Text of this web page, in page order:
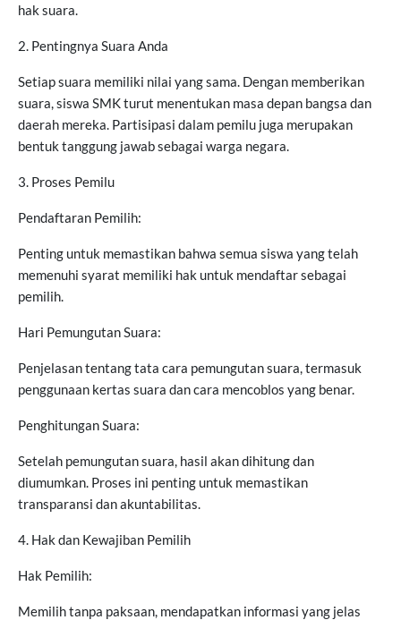
hak suara.
2. Pentingnya Suara Anda
Setiap suara memiliki nilai yang sama. Dengan memberikan
suara, siswa SMK turut menentukan masa depan bangsa dan
daerah mereka. Partisipasi dalam pemilu juga merupakan
bentuk tanggung jawab sebagai warga negara.
3. Proses Pemilu
Pendaftaran Pemilih:
Penting untuk memastikan bahwa semua siswa yang telah
memenuhi syarat memiliki hak untuk mendaftar sebagai
pemilih.
Hari Pemungutan Suara:
Penjelasan tentang tata cara pemungutan suara, termasuk
penggunaan kertas suara dan cara mencoblos yang benar.
Penghitungan Suara:
Setelah pemungutan suara, hasil akan dihitung dan
diumumkan. Proses ini penting untuk memastikan
transparansi dan akuntabilitas.
4. Hak dan Kewajiban Pemilih
Hak Pemilih:
Memilih tanpa paksaan, mendapatkan informasi yang jelas